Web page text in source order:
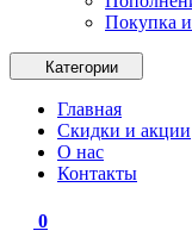
Покупка
Категории
Главная
Скидки и акции
О нас
Контакты
0